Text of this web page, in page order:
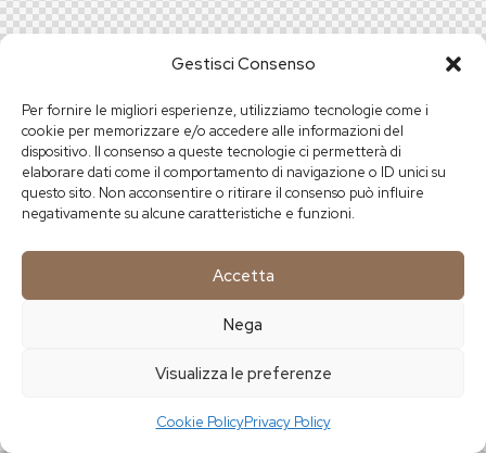
Gestisci Consenso
Per fornire le migliori esperienze, utilizziamo tecnologie come i
cookie per memorizzare e/o accedere alle informazioni del
dispositivo. Il consenso a queste tecnologie ci permetterà di
elaborare dati come il comportamento di navigazione o ID unici su
questo sito. Non acconsentire o ritirare il consenso può influire
negativamente su alcune caratteristiche e funzioni.
Accetta
Nega
Visualizza le preferenze
Cookie PolicyPrivacy Policy